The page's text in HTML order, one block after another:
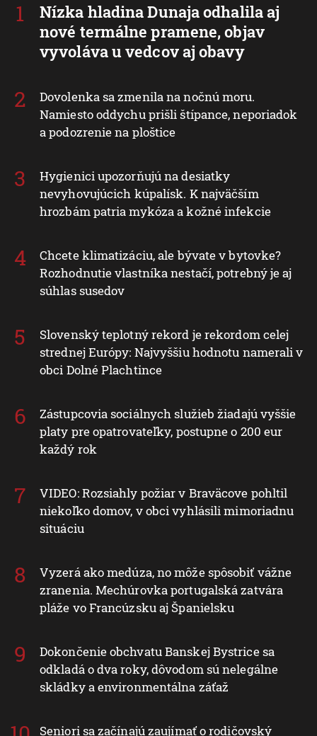
Nízka hladina Dunaja odhalila aj
nové termálne pramene, objav
vyvoláva u vedcov aj obavy
Dovolenka sa zmenila na nočnú moru.
Namiesto oddychu prišli štípance, neporiadok
a podozrenie na ploštice
Hygienici upozorňujú na desiatky
nevyhovujúcich kúpalísk. K najväčším
hrozbám patria mykóza a kožné infekcie
Chcete klimatizáciu, ale bývate v bytovke?
Rozhodnutie vlastníka nestačí, potrebný je aj
súhlas susedov
Slovenský teplotný rekord je rekordom celej
strednej Európy: Najvyššiu hodnotu namerali v
obci Dolné Plachtince
Zástupcovia sociálnych služieb žiadajú vyššie
platy pre opatrovateľky, postupne o 200 eur
každý rok
VIDEO: Rozsiahly požiar v Braväcove pohltil
niekoľko domov, v obci vyhlásili mimoriadnu
situáciu
Vyzerá ako medúza, no môže spôsobiť vážne
zranenia. Mechúrovka portugalská zatvára
pláže vo Francúzsku aj Španielsku
Dokončenie obchvatu Banskej Bystrice sa
odkladá o dva roky, dôvodom sú nelegálne
skládky a environmentálna záťaž
Seniori sa začínajú zaujímať o rodičovský